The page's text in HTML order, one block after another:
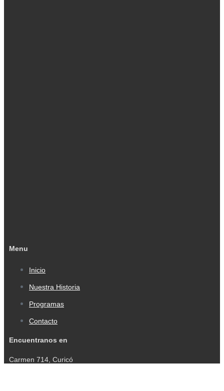
Menu
Inicio
Nuestra Historia
Programas
Contacto
Encuentranos en
Carmen 714, Curicó